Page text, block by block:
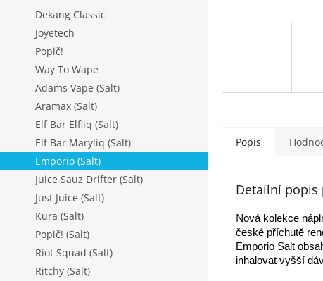
Dekang Classic
Joyetech
Popič!
Way To Wape
Adams Vape (Salt)
Aramax (Salt)
Elf Bar Elfliq (Salt)
Elf Bar Maryliq (Salt)
Emporio (Salt)
Juice Sauz Drifter (Salt)
Just Juice (Salt)
Kura (Salt)
Popič! (Salt)
Riot Squad (Salt)
Ritchy (Salt)
Popis
Detailní popis
Nová kolekce
české příchutě
Emporio Salt
inhalovat vyšší